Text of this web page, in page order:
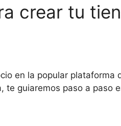
crear tu
en la popular plataforma
te guiaremos paso a paso